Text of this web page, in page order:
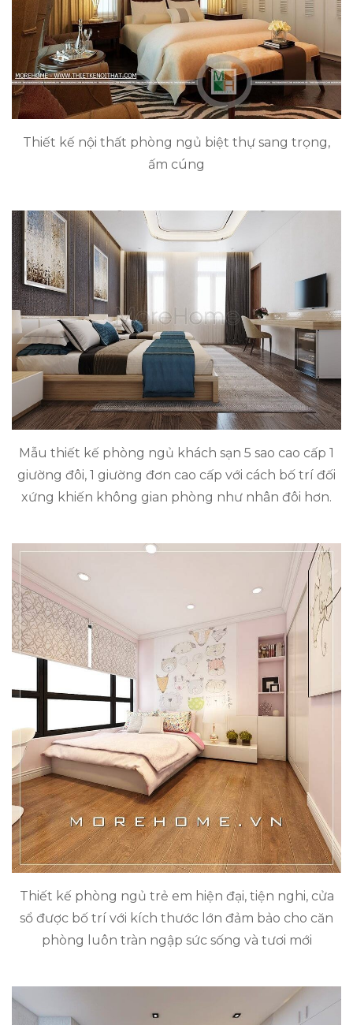
Thiết kế nội thất phòng ngủ biệt thự sang trọng,
ấm cúng
Mẫu thiết kế phòng ngủ khách sạn 5 sao cao cấp 1
giường đôi, 1 giường đơn cao cấp với cách bố trí đối
xứng khiến không gian phòng như nhân đôi hơn.
Thiết kế phòng ngủ trẻ em hiện đại, tiện nghi, cửa
sổ được bố trí với kích thước lớn đảm bảo cho căn
phòng luôn tràn ngập sức sống và tươi mới